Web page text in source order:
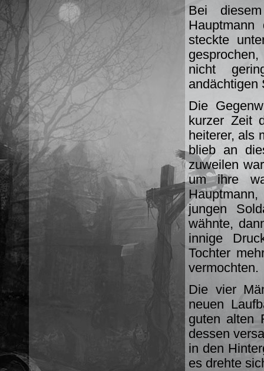
Bei
steckte
nicht
andächtigen
Die
kurzer Zeit
heiterer, als
blieb an
zuweilen
um ihre
jungen
wähnte,
innige
Tochter
vermochten.
Die vier
neuen
guten alten
dessen
in den
es drehte